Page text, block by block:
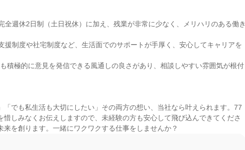
全週休2日制（土日祝休）に加え、残業が非常に少なく、メリハリのある働き
援制度や社宅制度など、生活面でのサポートが手厚く、安心してキャリアを
積極的に意見を発信できる風通しの良さがあり、相談しやすい雰囲気が根付
「でも私生活も大切にしたい」その両方の想い、当社なら叶えられます。77
惜しみなくお伝えしますので、未経験の方も安心して飛び込んできてくださ
来を創ります。一緒にワクワクする仕事をしませんか？